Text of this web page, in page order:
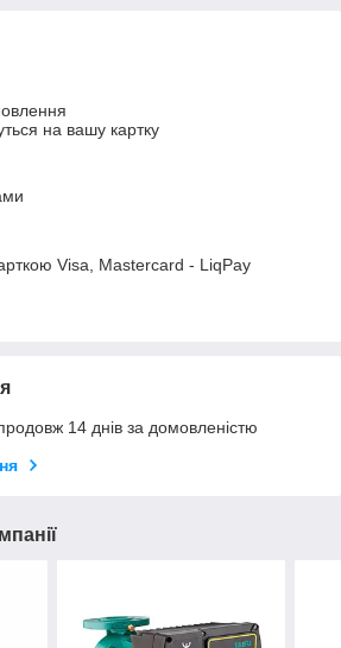
на вашу картку
Visa, Mastercard - LiqPay
14 днів за домовленістю